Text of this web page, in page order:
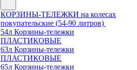
КОРЗИНЫ-ТЕЛЕЖКИ на колесах
покупательские (54-90 литров)
54л Корзины-тележки
ПЛАСТИКОВЫЕ
63л Корзины-тележки
ПЛАСТИКОВЫЕ
65л Корзины-тележки